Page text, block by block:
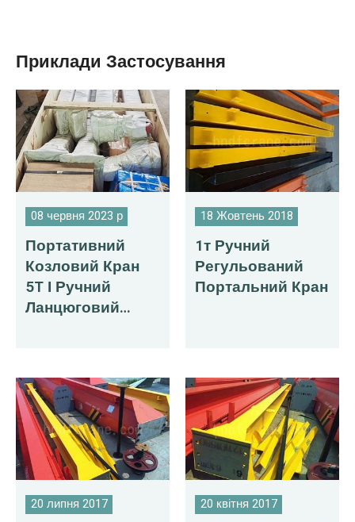
Приклади Застосування
08 червня 2023 р
Портативний
Козловий Кран
5T І Ручний
Ланцюговий
Республіки
18 Жовтень 2018
1т Ручний
Регульований
Портальний Кран
20 липня 2017 20 квітня 2017